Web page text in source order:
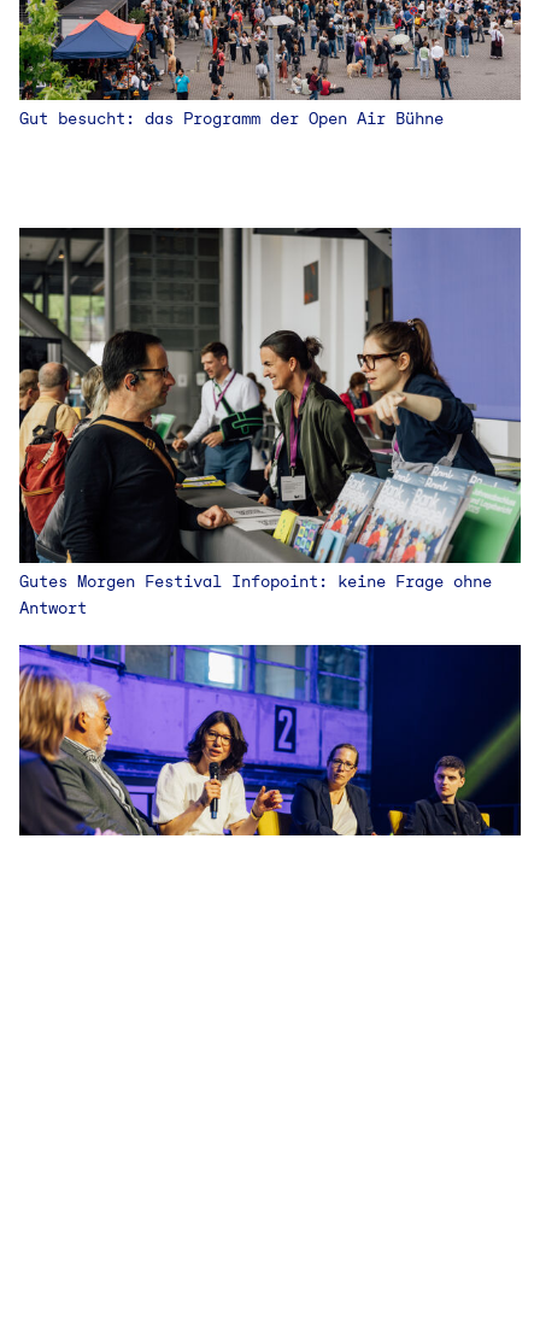
Gut besucht: das Programm der Open Air Bühne
Gutes Morgen Festival Infopoint: keine Frage ohne
Antwort